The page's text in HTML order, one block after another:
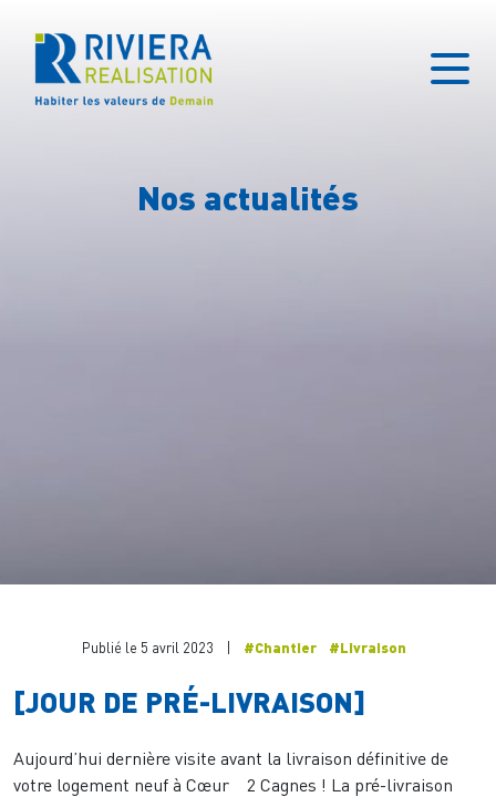
Nos actualités
Publié le 5 avril 2023 #Chantier #Livraison
[JOUR DE PRÉ-LIVRAISON]
Aujourd’hui dernière visite avant la livraison définitive de
votre logement neuf à Cœur 2 Cagnes ! La pré-livraison